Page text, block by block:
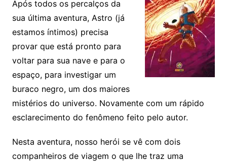
Após todos os percalços da
sua última aventura, Astro (já
estamos íntimos) precisa
provar que está pronto para
voltar para sua nave e para o
espaço, para investigar um
buraco negro, um dos maiores
mistérios do universo. Novamente com um rápido
esclarecimento do fenômeno feito pelo autor.
Nesta aventura, nosso herói se vê com dois
companheiros de viagem o que lhe traz uma